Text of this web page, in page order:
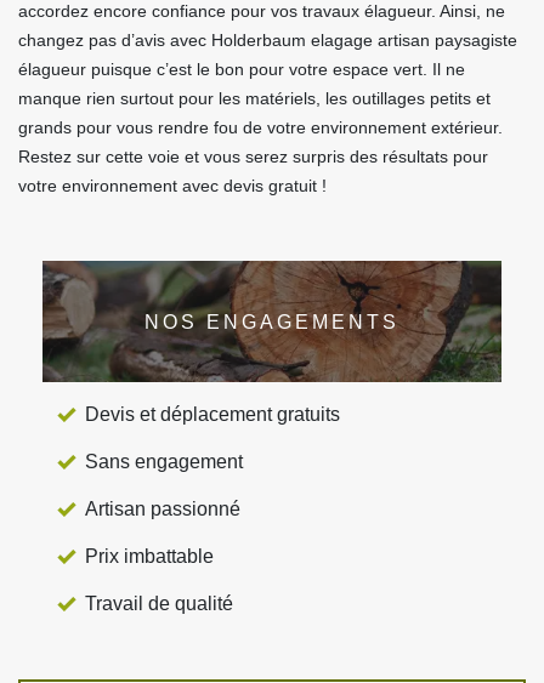
accordez encore confiance pour vos travaux élagueur. Ainsi, ne
changez pas d’avis avec Holderbaum elagage artisan paysagiste
élagueur puisque c’est le bon pour votre espace vert. Il ne
manque rien surtout pour les matériels, les outillages petits et
grands pour vous rendre fou de votre environnement extérieur.
Restez sur cette voie et vous serez surpris des résultats pour
votre environnement avec devis gratuit !
NOS ENGAGEMENTS
Devis et déplacement gratuits
Sans engagement
Artisan passionné
Prix imbattable
Travail de qualité